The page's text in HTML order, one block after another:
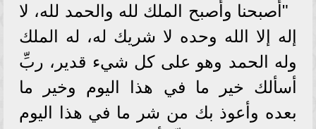
"أصبحنا وأصبح الملك لله والحمد لله، لا
إله إلا الله وحده لا شريك له، له الملك
وله الحمد وهو على كل شيء قدير، ربِّ
أسألك خير ما في هذا اليوم وخير ما
بعده وأعوذ بك من شر ما في هذا اليوم